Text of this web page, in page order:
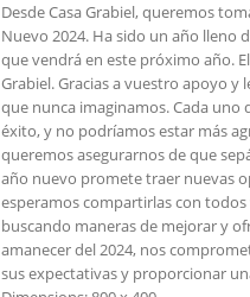
Desde Casa Grabiel, queremos
Nuevo 2024. Ha sido un año lleno
que vendrá en este próximo año.
Grabiel. Gracias a vuestro apoyo
que nunca imaginamos. Cada uno
éxito, y no podríamos estar más
queremos asegurarnos de que
año nuevo promete traer nuevas
esperamos compartirlas con todos
buscando maneras de mejorar y
amanecer del 2024, nos
sus expectativas y proporcionar